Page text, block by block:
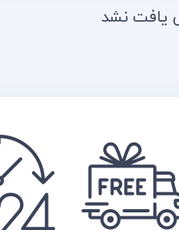
یافت نشد